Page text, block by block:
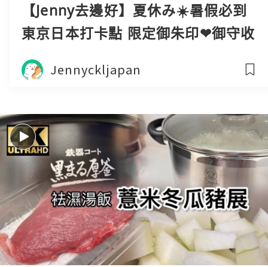
【Jenny去邊好】夏休み☀️暑假必到
東京日本打卡點️ 限定御朱印❤御守收
藏推薦！繡球花、花手水、交通方式
早稻田 散步 交通指南
Jennyckljapan